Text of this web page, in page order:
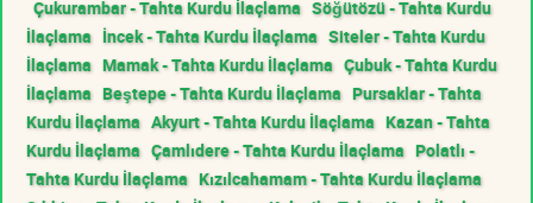
Çukurambar - Tahta Kurdu İlaçlama Söğütözü - Tahta Kurdu
İlaçlama İncek - Tahta Kurdu İlaçlama Siteler - Tahta Kurdu
İlaçlama Mamak - Tahta Kurdu İlaçlama Çubuk - Tahta Kurdu
İlaçlama Beştepe - Tahta Kurdu İlaçlama Pursaklar - Tahta
Kurdu İlaçlama Akyurt - Tahta Kurdu İlaçlama Kazan - Tahta
Kurdu İlaçlama Çamlıdere - Tahta Kurdu İlaçlama Polatlı -
Tahta Kurdu İlaçlama Kızılcahamam - Tahta Kurdu İlaçlama